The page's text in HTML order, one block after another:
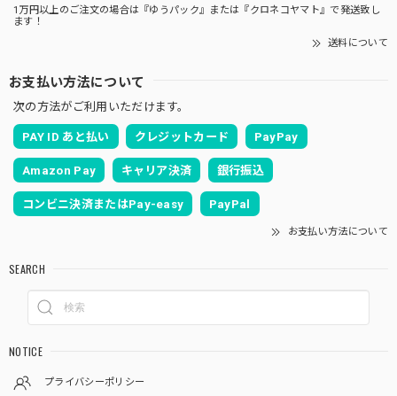
1万円以上のご注文の場合は『ゆうパック』または『クロネコヤマト』で発送致し
ます！
送料について
お支払い方法について
次の方法がご利用いただけます。
PAY ID あと払い クレジットカード PayPay
Amazon Pay キャリア決済 銀行振込
コンビニ決済またはPay-easy PayPal
お支払い方法について
SEARCH
NOTICE
プライバシーポリシー